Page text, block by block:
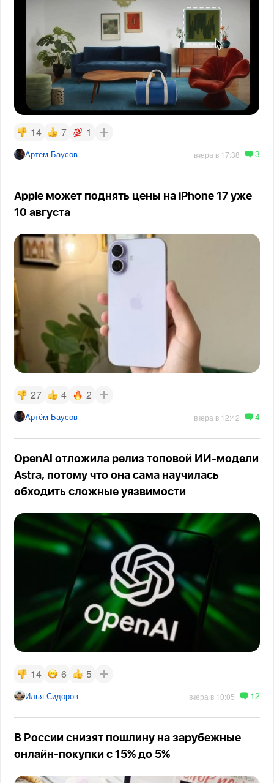
14 7 1
Артём Баусов вчера в 17:38 3
Apple может поднять цены на iPhone 17 уже
10 августа
27 4 2
Артём Баусов вчера в 12:42 4
OpenAI отложила релиз топовой ИИ-модели
Astra, потому что она сама научилась
обходить сложные уязвимости
14 6 5
Илья Сидоров вчера в 10:05 12
В России снизят пошлину на зарубежные
онлайн-покупки с 15% до 5%